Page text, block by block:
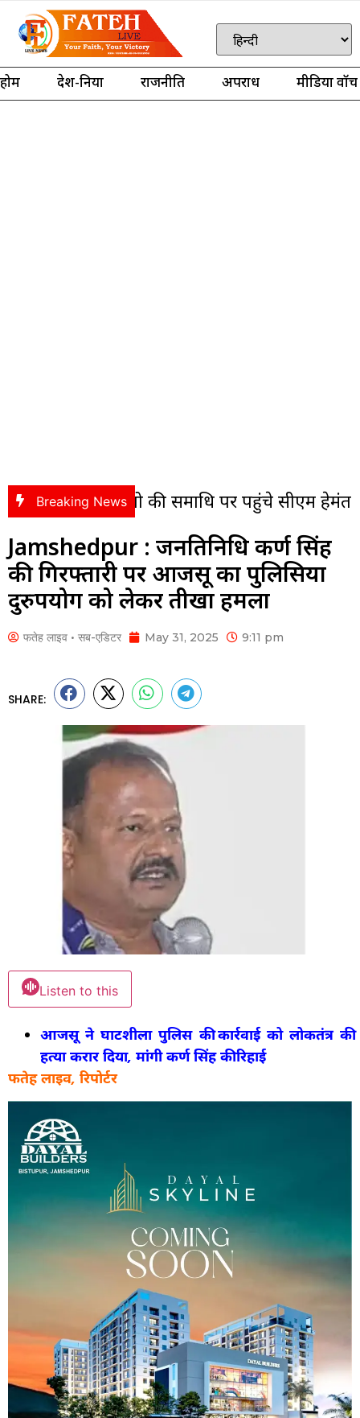
होम देश-दुनिया राजनीति अपराध मीडिया वॉच
Breaking News
महतो की समाधि पर पहुंचे सीएम हेमंत सोरेन,
Jamshedpur : जनप्रतिनिधि कर्ण सिंह
की गिरफ्तारी पर आजसू का पुलिसिया
दुरुपयोग को लेकर तीखा हमला
फतेह लाइव • सब-एडिटर May 31, 2025 9:11 pm
SHARE:
Listen to this
आजसू ने घाटशीला पुलिस की कार्रवाई को लोकतंत्र की
हत्या करार दिया, मांगी कर्ण सिंह की रिहाई
फतेह लाइव, रिपोर्टर